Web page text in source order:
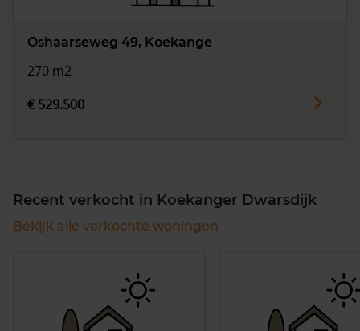
Oshaarseweg 49, Koekange
270 m2
€ 529.500
Recent verkocht in Koekanger Dwarsdijk
Bekijk alle verkochte woningen